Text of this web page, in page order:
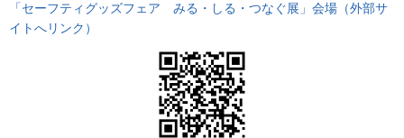
「セーフティグッズフェア みる・しる・つなぐ展」会場（外部サ
イトへリンク）